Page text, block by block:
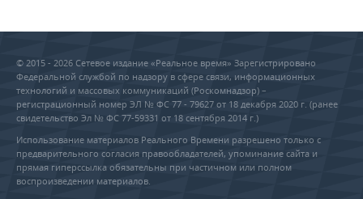
© 2015 - 2026 Сетевое издание «Реальное время» Зарегистрировано
Федеральной службой по надзору в сфере связи, информационных
технологий и массовых коммуникаций (Роскомнадзор) –
регистрационный номер ЭЛ № ФС 77 - 79627 от 18 декабря 2020 г. (ранее
свидетельство Эл № ФС 77-59331 от 18 сентября 2014 г.)
Использование материалов Реального Времени разрешено только с
предварительного согласия правообладателей, упоминание сайта и
прямая гиперссылка обязательны при частичном или полном
воспроизведении материалов.